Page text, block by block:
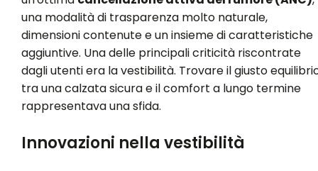
una modalità di trasparenza molto naturale,
dimensioni contenute e un insieme di caratteristiche
aggiuntive. Una delle principali criticità riscontrate
dagli utenti era la vestibilità. Trovare il giusto
tra una calzata sicura e il comfort a lungo termine
rappresentava una sfida.
Innovazioni nella vestibilità